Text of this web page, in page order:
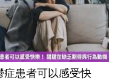
症患者可以感受快